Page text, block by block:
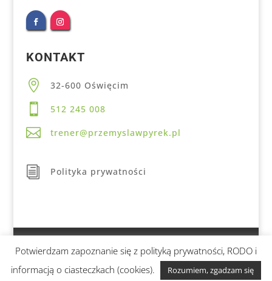
KONTAKT
 32-600 Oświęcim
 512 245 008
 trener@przemyslawpyrek.pl
i Polityka prywatności
© 2020 Przemysław Pyrek - Trener personalny
Wykonanie:VIDEN.pl
Potwierdzam zapoznanie się z polityką prywatności, RODO i
informacją o ciasteczkach (cookies).
Rozumiem, zgadzam się